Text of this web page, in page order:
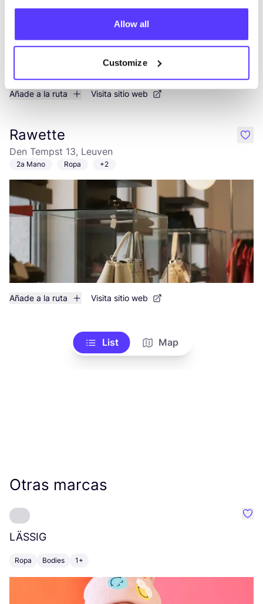
Allow all
Customize
Añade a la ruta Visita sitio web
Rawette
Den Tempst 13, Leuven
2a Mano Ropa +2
Añade a la ruta Visita sitio web
like
List Map
Otras marcas
LÄSSIG
Ropa Bodies 1+